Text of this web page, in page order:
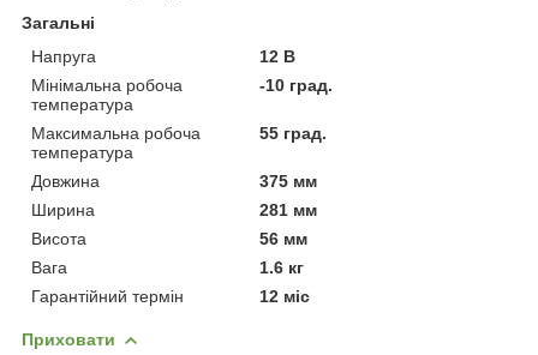
Загальні
Напруга
12 В
Мінімальна робоча
температура
-10 град.
Максимальна робоча
температура
55 град.
Довжина
375 мм
Ширина
281 мм
Висота
56 мм
Вага
1.6 кг
Гарантійний термін
12 міс
Приховати